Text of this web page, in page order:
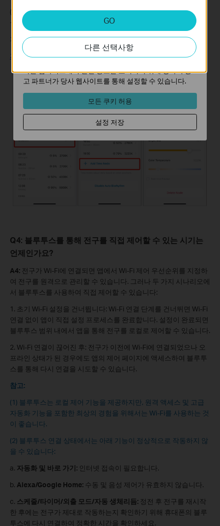
(2) 시간 노드를 추가하여 하루 중 언제든지 특정 밝기 및 색온도를
설정할 수 있습니다.
자세한 내용은 아래 FAQ에서 확인할 수 있습니다:
자동 바이오리듬은 어떻게 설정하나요?
Q4: 블루투스를 통해 전구를 직접 제어할 수 있는 시기는
언제인가요?
A4: 전구가 Wi-Fi에 연결되면 앱에서 Wi-Fi 제어 우선순위를 지정하
여 전구를 원격으로 관리할 수 있습니다. 그러나 두 가지 시나리오에
서 블루투스를 사용하여 직접 제어할 수 있습니다:
1. 초기 Wi-Fi 설정을 건너뜁니다: Wi-Fi 연결 단계를 건너뛰면 Wi-Fi
연결 없이 앱이 직접 설정 프로세스를 완료합니다. 설정이 완료되면
블루투스 범위 내에서 앱을 통해 전구를 로컬로 제어할 수 있습니다.
2. Wi-Fi 연결이 끊어진 후: 전구가 이전에 Wi-Fi에 연결되었으나 오
프라인 상태가 된 경우에도 앱의 제어 페이지에 액세스하여 블루투
스를 통해 다시 연결을 시도할 수 있습니다.
참고:
(1) 블루투스는 로컬 제어 기능을 제공하지만, 원격 액세스 및 고급
자동화 기능을 포함한 최상의 경험을 위해서는 Wi-Fi를 사용하는 것
이 좋습니다.
(2) 블루투스 연결 상태에서는 아래 기능이 정상적으로 작동하지 않
을 수 있습니다:
a. 자동화 및 바로 가기: 인터넷 접속이 필요합니다.
b. Alexa/Google Home: 수동 및 음성 제어가 유효하지 않습니다.
c. 스케줄/타이머/외출 모드/자동 생체리듬: 정전 후 전구를 재시작
한 후에는 전구가 제대로 작동하는지 확인하기 위해 휴대폰의 블루
투스에 다시 연결하여 정확한 시간을 확인하세요.
GO
다른 선택사항
분석 및 마케팅 쿠키
분석 쿠키는 웹사이트의 기능을 개선하고 조정하기 위해
웹사이트에서의 사용자 활동을 분석하는 데 사용하는 쿠키
입니다.
마케팅 쿠키는 귀하의 관심사에 대한 프로필을 생성하고
다른 웹사이트에서 관련 광고를 표시하기 위해 당사의 광
고 파트너가 당사 웹사이트를 통해 설정할 수 있습니다.
모든 쿠키 허용
설정 저장